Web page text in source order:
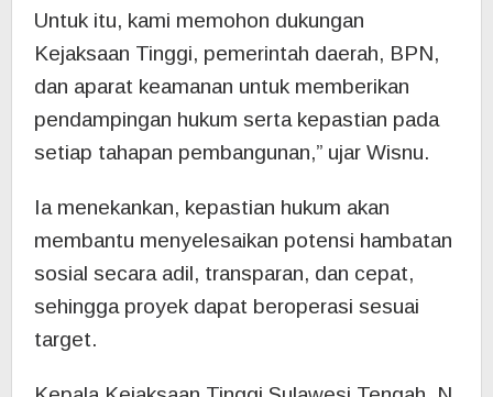
Untuk itu, kami memohon dukungan
Kejaksaan Tinggi, pemerintah daerah, BPN,
dan aparat keamanan untuk memberikan
pendampingan hukum serta kepastian pada
setiap tahapan pembangunan,” ujar Wisnu.
Ia menekankan, kepastian hukum akan
membantu menyelesaikan potensi hambatan
sosial secara adil, transparan, dan cepat,
sehingga proyek dapat beroperasi sesuai
target.